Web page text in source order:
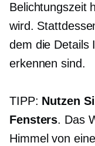
Belichtungszeit
wird.
dem die Details
erkennen sind.
TIPP: Nutzen
Fensters. Das
Himmel von